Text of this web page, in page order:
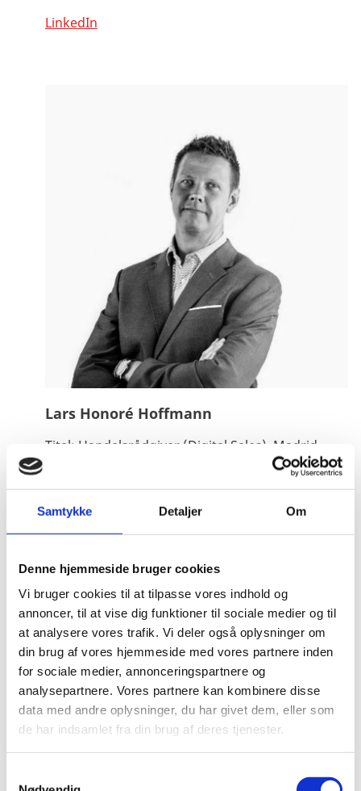
Samtykke Detaljer Om
Denne hjemmeside bruger cookies
Vi bruger cookies til at tilpasse vores indhold og
annoncer, til at vise dig funktioner til sociale medier og til
at analysere vores trafik. Vi deler også oplysninger om
din brug af vores hjemmeside med vores partnere inden
for sociale medier, annonceringspartnere og
analysepartnere. Vores partnere kan kombinere disse
data med andre oplysninger, du har givet dem, eller som
de har indsamlet fra din brug af deres tjenester.
LinkedIn
Lars Honoré Hoffmann
Titel: Handelsrådgiver (Digital Sales), Madrid
Telefon:+34 663554478
LinkedIn